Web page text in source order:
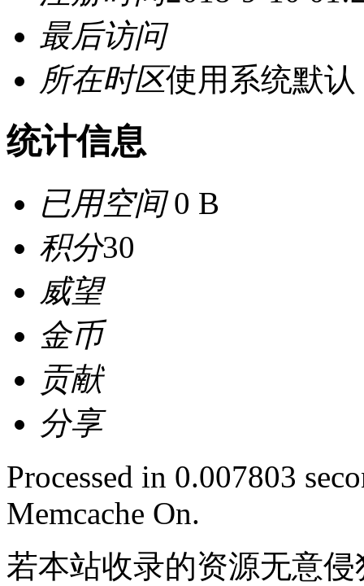
最后访问
所在时区使用系统默认
统计信息
已用空间0 B
积分30
威望
金币
贡献
分享
Processed in 0.007803
Memcache On.
若本站收录的资源无意